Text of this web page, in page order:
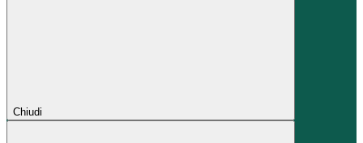
Chiudi